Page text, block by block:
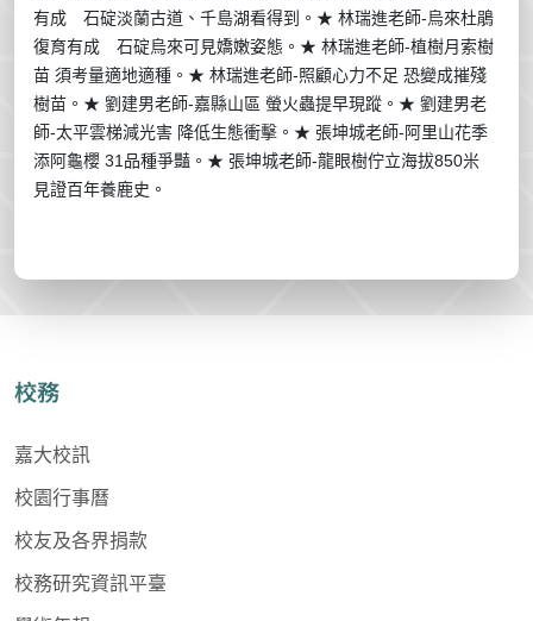
有成 石碇淡蘭古道、千島湖看得到。 ★ 林瑞進老師- 烏來杜鵑
復育有成 石碇烏來可見嬌嫩姿態。 ★ 林瑞進老師-植樹月索樹
苗 須考量適地適種。 ★ 林瑞進老師-照顧心力不足 恐變成摧殘
樹苗。 ★ 劉建男老師-嘉縣山區 螢火蟲提早現蹤。 ★ 劉建男老
師-太平雲梯減光害 降低生態衝擊。 ★ 張坤城老師-阿里山花季
添阿龜櫻 31 品種爭豔。 ★ 張坤城老師-龍眼樹佇立海拔850米
見證百年養鹿史。
校務
嘉大校訊
校園行事曆
校友及各界捐款
校務研究資訊平臺